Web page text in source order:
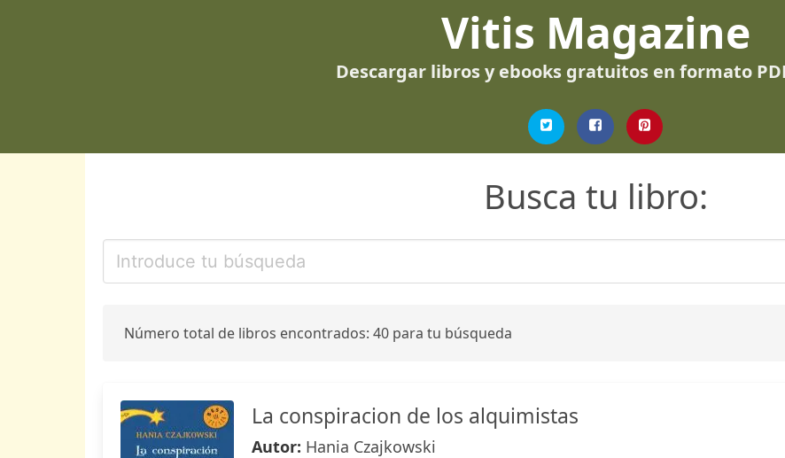
Vitis Magazine
Descargar libros y ebooks gratuitos en formato
Busca tu libro:
Número total de libros encontrados: 40 para tu búsqueda
La conspiracion de los alquimistas
Autor: Hania Czajkowski